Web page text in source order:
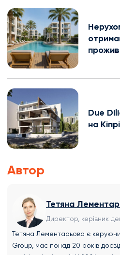
Due
на Кіпрі
Автор
Тетяна
Директор, керівник
Тетяна Лементарьова є
Group, має понад 20 років